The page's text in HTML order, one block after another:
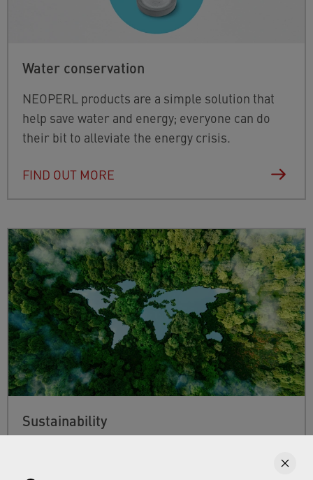
Water conservation
NEOPERL products are a simple solution that
help save water and energy; everyone can do
their bit to alleviate the energy crisis.
FIND OUT MORE
Sustainability
extends from